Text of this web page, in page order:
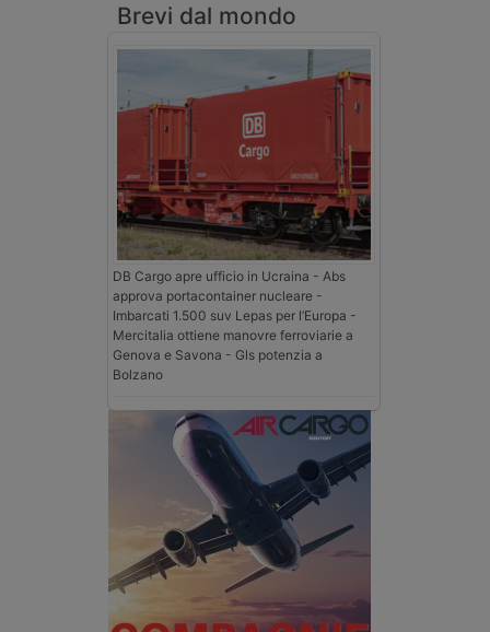
Brevi dal mondo
DB Cargo apre ufficio in Ucraina - Abs
approva portacontainer nucleare -
Imbarcati 1.500 suv Lepas per l’Europa -
Mercitalia ottiene manovre ferroviarie a
Genova e Savona - Gls potenzia a
Bolzano